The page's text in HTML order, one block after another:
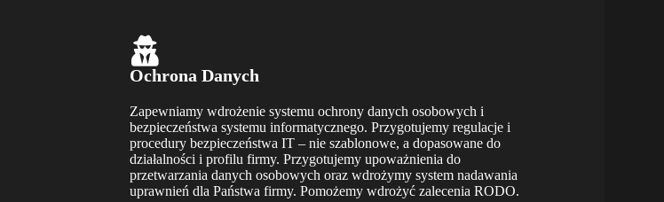
Ochrona Danych
Zapewniamy wdrożenie systemu ochrony danych osobowych i
bezpieczeństwa systemu informatycznego. Przygotujemy regulacje i
procedury bezpieczeństwa IT – nie szablonowe, a dopasowane do
działalności i profilu firmy. Przygotujemy upoważnienia do
przetwarzania danych osobowych oraz wdrożymy system nadawania
uprawnień dla Państwa firmy. Pomożemy wdrożyć zalecenia RODO.